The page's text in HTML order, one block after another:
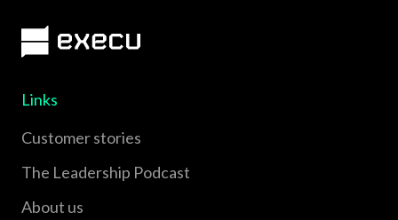
Links
Customer stories
The Leadership Podcast
About us